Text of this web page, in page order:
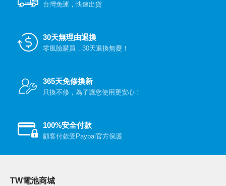
台灣免運，快速出貨
30天無理由退換
零風險購買，30天退換無憂！
365天免修換新
只換不修，為了讓您使用更安心！
100%安全付款
顧客付款受Paypal官方保護
TW電池商城